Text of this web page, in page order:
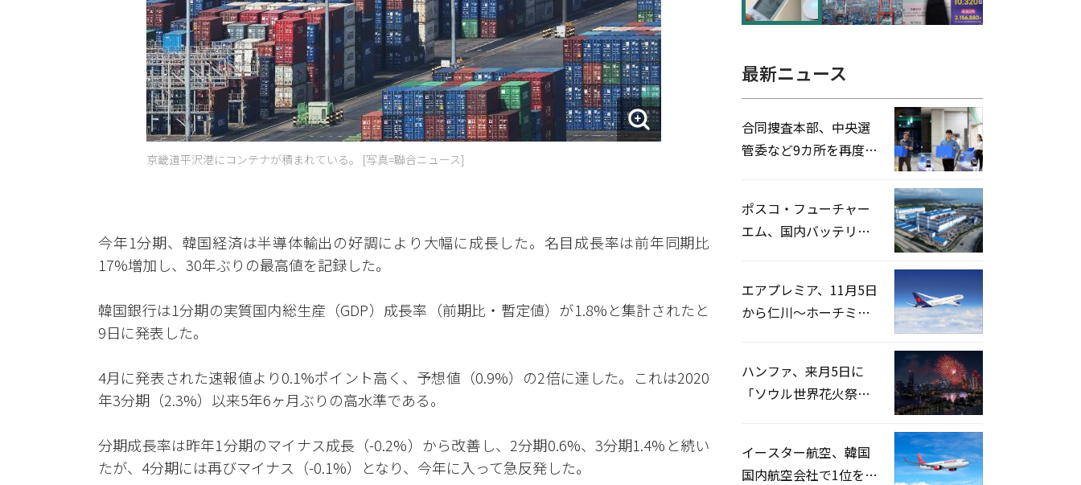
京畿道平沢港にコンテナが積まれている。 [写真=聯合ニュース]
今年1分期、韓国経済は半導体輸出の好調により大幅に成長した。名目成長率は前年同期比
17%増加し、30年ぶりの最高値を記録した。
韓国銀行は1分期の実質国内総生産（GDP）成長率（前期比・暫定値）が1.8%と集計されたと
9日に発表した。
4月に発表された速報値より0.1%ポイント高く、予想値（0.9%）の2倍に達した。これは2020
年3分期（2.3%）以来5年6ヶ月ぶりの高水準である。
分期成長率は昨年1分期のマイナス成長（-0.2%）から改善し、2分期0.6%、3分期1.4%と続い
たが、4分期には再びマイナス（-0.1%）となり、今年に入って急反発した。
検
最新ニュース
合同捜査本部、中央選
管委など9カ所を再度家
ポスコ・フューチャー
エム、国内バッテリー
エアプレミア、11月5日
から仁川〜ホーチミン
ハンファ、来月5日に
「ソウル世界花火祭り
イースター航空、韓国
国内航空会社で1位を記